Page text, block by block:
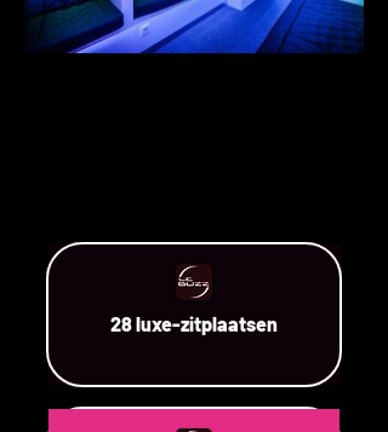
28 luxe-zitplaatsen